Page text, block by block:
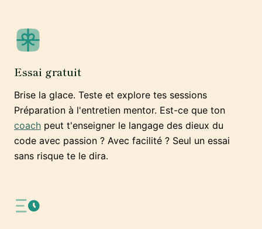
Essai gratuit
Brise la glace. Teste et explore tes sessions
Préparation à l'entretien mentor. Est-ce que ton
coach peut t'enseigner le langage des dieux du
code avec passion ? Avec facilité ? Seul un essai
sans risque te le dira.